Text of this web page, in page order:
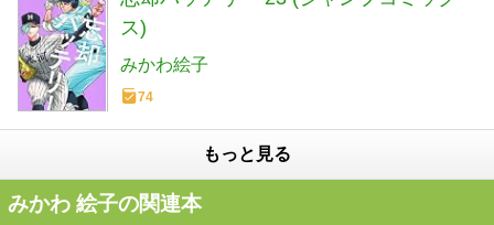
ス)
みかわ絵子
74
もっと見る
みかわ 絵子の関連本